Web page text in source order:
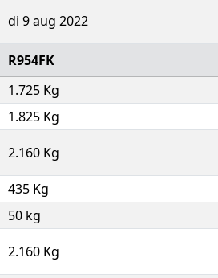
di 9 aug 2022
R954FK
1.725 Kg
1.825 Kg
2.160 Kg
435 Kg
50 kg
2.160 Kg